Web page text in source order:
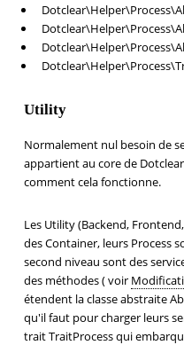
Utility
Normalement nul besoin de
appartient au core de
comment cela fonctionne.
Les Utility (Backend,
des Container, leurs Process
second niveau sont des
des méthodes ( voir
étendent la classe abstraite
qu'il faut pour charger leurs
trait TraitProcess qui